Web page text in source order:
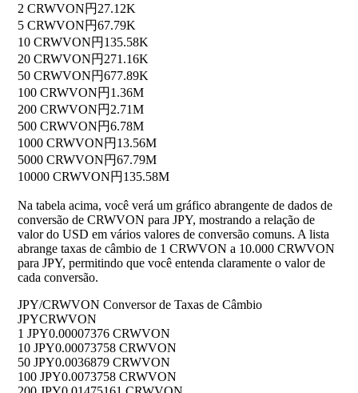
2 CRWVON円27.12K
5 CRWVON円67.79K
10 CRWVON円135.58K
20 CRWVON円271.16K
50 CRWVON円677.89K
100 CRWVON円1.36M
200 CRWVON円2.71M
500 CRWVON円6.78M
1000 CRWVON円13.56M
5000 CRWVON円67.79M
10000 CRWVON円135.58M
Na tabela acima, você verá um gráfico abrangente de dados de
conversão de CRWVON para JPY, mostrando a relação de
valor do USD em vários valores de conversão comuns. A lista
abrange taxas de câmbio de 1 CRWVON a 10.000 CRWVON
para JPY, permitindo que você entenda claramente o valor de
cada conversão.
JPY/CRWVON Conversor de Taxas de Câmbio
JPYCRWVON
1 JPY0.00007376 CRWVON
10 JPY0.00073758 CRWVON
50 JPY0.0036879 CRWVON
100 JPY0.0073758 CRWVON